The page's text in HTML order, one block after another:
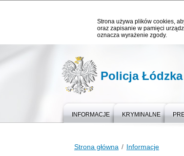
Strona używa plików cookies,
oraz zapisanie w pamięci
oznacza wyrażenie zgody.
Policja Łódzka
INFORMACJE KRYMINALNE
Strona główna Informacje